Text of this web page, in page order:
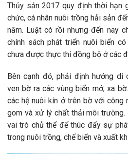
Thủy sản 2017 quy định thời hạn
chức, cá nhân nuôi trồng hải sản
năm. Luật có rồi nhưng đến nay
chính sách phát triển nuôi biển
chưa được thực thi đồng bộ ở các
Bên cạnh đó, phải định hướng di
ven bờ ra các vùng biển mở, xa
các hệ nuôi kín ở trên bờ với công
gom và xử lý chất thải môi trường.
vai trò chủ thể để thúc đẩy sự
trong nuôi trồng, chế biến và xuất